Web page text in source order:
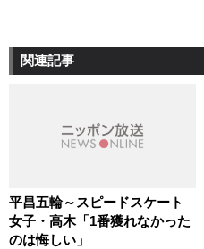
関連記事
平昌五輪～スピードスケート
女子・高木「1番獲れなかった
のは悔しい」